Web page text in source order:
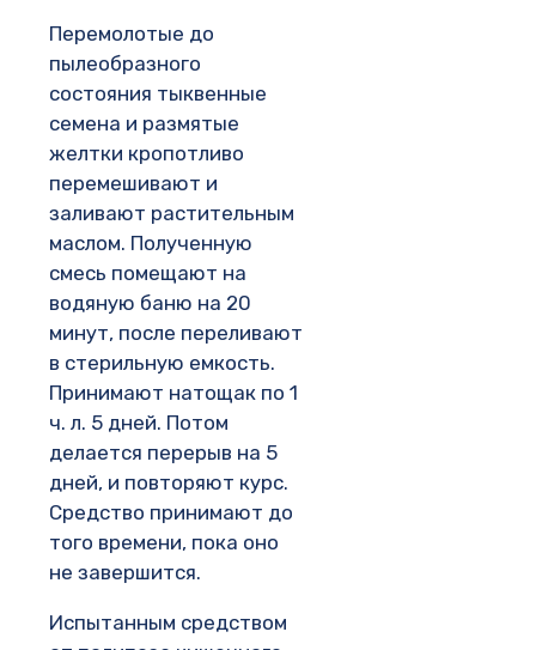
Перемолотые до
пылеобразного
состояния тыквенные
семена и размятые
желтки кропотливо
перемешивают и
заливают растительным
маслом. Полученную
смесь помещают на
водяную баню на 20
минут, после переливают
в стерильную емкость.
Принимают натощак по 1
ч. л. 5 дней. Потом
делается перерыв на 5
дней, и повторяют курс.
Средство принимают до
того времени, пока оно
не завершится.
Испытанным средством